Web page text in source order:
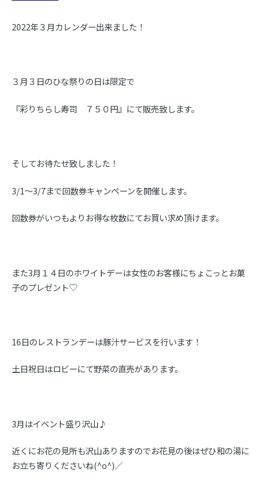
2022年３月カレンダー出来ました！
３月３日のひな祭りの日は限定で
『彩りちらし寿司 ７５０円』にて販売致します。
そしてお待たせ致しました！
3/1～3/7まで回数券キャンペーンを開催します。
回数券がいつもよりお得な枚数にてお買い求め頂けます。
また3月１４日のホワイトデーは女性のお客様にちょこっとお菓
子のプレゼント♡
16日のレストランデーは豚汁サービスを行います！
土日祝日はロビーにて野菜の直売があります。
3月はイベント盛り沢山♪
近くにお花の見所も沢山ありますのでお花見の後はぜひ和の湯に
お立ち寄りくださいね(^o^)／